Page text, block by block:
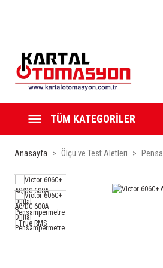
TÜM KATEGORİLER
Anasayfa Ölçü ve Test Aletleri